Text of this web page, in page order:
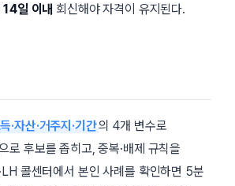
14일 이내 회신해야 자격이 유지된다.
·자산·거주지·기간의 4개 변수로
로 후보를 좁히고, 중복·배제 규칙을
콜센터에서 본인 사례를 확인하면 5분